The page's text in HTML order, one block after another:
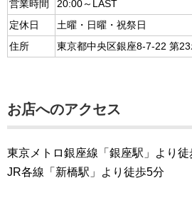
営業時間
20:00～LAST
定休日
土曜・日曜・祝祭日
住所
東京都中央区銀座8-7-22 第
お店へのアクセス
東京メトロ銀座線「銀座駅」より徒
JR各線「新橋駅」より徒歩5分